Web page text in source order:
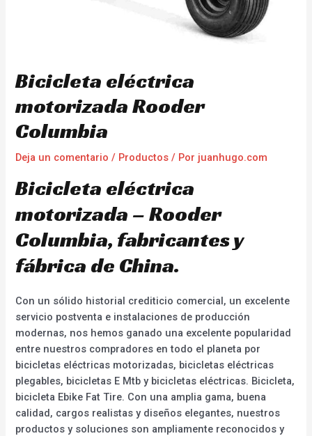
Bicicleta eléctrica
motorizada Rooder
Columbia
Deja un comentario / Productos / Por juanhugo.com
Bicicleta eléctrica
motorizada – Rooder
Columbia, fabricantes y
fábrica de China.
Con un sólido historial crediticio comercial, un excelente
servicio postventa e instalaciones de producción
modernas, nos hemos ganado una excelente popularidad
entre nuestros compradores en todo el planeta por
bicicletas eléctricas motorizadas, bicicletas eléctricas
plegables, bicicletas E Mtb y bicicletas eléctricas. Bicicleta,
bicicleta Ebike Fat Tire. Con una amplia gama, buena
calidad, cargos realistas y diseños elegantes, nuestros
productos y soluciones son ampliamente reconocidos y